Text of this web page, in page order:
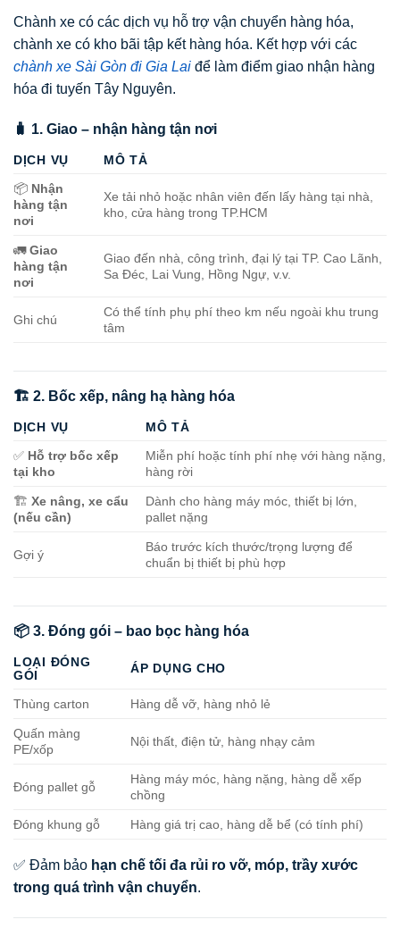
Chành xe có các dịch vụ hỗ trợ vận chuyển hàng hóa,
chành xe có kho bãi tập kết hàng hóa. Kết hợp với các
chành xe Sài Gòn đi Gia Lai để làm điểm giao nhận hàng
hóa đi tuyến Tây Nguyên.
🧳 1. Giao – nhận hàng tận nơi
DỊCH VỤ
MÔ TẢ
📦 Nhận
hàng tận
nơi
Xe tải nhỏ hoặc nhân viên đến lấy hàng tại nhà,
kho, cửa hàng trong TP.HCM
🚛Giao
hàng tận
nơi
Giao đến nhà, công trình, đại lý tại TP. Cao Lãnh,
Sa Đéc, Lai Vung, Hồng Ngự, v.v.
Ghi chú
Có thể tính phụ phí theo km nếu ngoài khu trung
tâm
🏗️ 2. Bốc xếp, nâng hạ hàng hóa
DỊCH VỤ
MÔ TẢ
✅ Hỗ trợ bốc xếp
tại kho
Miễn phí hoặc tính phí nhẹ với hàng nặng,
hàng rời
🏗️ Xe nâng, xe cẩu
(nếu cần)
Dành cho hàng máy móc, thiết bị lớn,
pallet nặng
Gợi ý
Báo trước kích thước/trọng lượng để
chuẩn bị thiết bị phù hợp
📦 3. Đóng gói – bao bọc hàng hóa
LOẠI ĐÓNG
GÓI
ÁP DỤNG CHO
Thùng carton Hàng dễ vỡ, hàng nhỏ lẻ
Quấn màng
PE/xốp
Nội thất, điện tử, hàng nhạy cảm
Đóng pallet gỗ
Hàng máy móc, hàng nặng, hàng dễ xếp
chồng
Đóng khung gỗ Hàng giá trị cao, hàng dễ bể (có tính phí)
✅ Đảm bảo hạn chế tối đa rủi ro vỡ, móp, trầy xước
trong quá trình vận chuyển.